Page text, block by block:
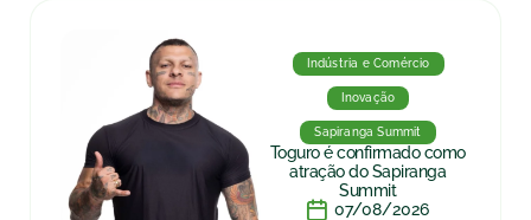
Indústria e Comércio
Inovação
Sapiranga Summit
Toguro é confirmado como
atração do Sapiranga
Summit
07/08/2026